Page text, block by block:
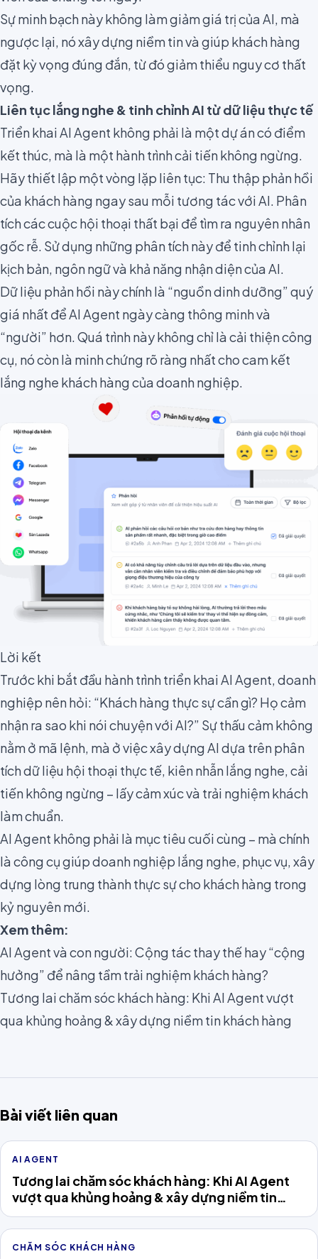
Sự minh bạch này không làm giảm giá trị của AI, mà
ngược lại, nó xây dựng niềm tin và giúp khách hàng
đặt kỳ vọng đúng đắn, từ đó giảm thiểu nguy cơ thất
vọng.
Liên tục lắng nghe & tinh chỉnh AI từ dữ liệu thực tế
Triển khai AI Agent không phải là một dự án có điểm
kết thúc, mà là một hành trình cải tiến không ngừng.
Hãy thiết lập một vòng lặp liên tục: Thu thập phản hồi
của khách hàng ngay sau mỗi tương tác với AI. Phân
tích các cuộc hội thoại thất bại để tìm ra nguyên nhân
gốc rễ. Sử dụng những phân tích này để tinh chỉnh lại
kịch bản, ngôn ngữ và khả năng nhận diện của AI.
Dữ liệu phản hồi này chính là “nguồn dinh dưỡng” quý
giá nhất để AI Agent ngày càng thông minh và
“người” hơn. Quá trình này không chỉ là cải thiện công
cụ, nó còn là minh chứng rõ ràng nhất cho cam kết
lắng nghe khách hàng của doanh nghiệp.
Lời kết
Trước khi bắt đầu hành trình triển khai AI Agent, doanh
nghiệp nên hỏi: “Khách hàng thực sự cần gì? Họ cảm
nhận ra sao khi nói chuyện với AI?” Sự thấu cảm không
nằm ở mã lệnh, mà ở việc xây dựng AI dựa trên phân
tích dữ liệu hội thoại thực tế, kiên nhẫn lắng nghe, cải
tiến không ngừng – lấy cảm xúc và trải nghiệm khách
làm chuẩn.
AI Agent không phải là mục tiêu cuối cùng – mà chính
là công cụ giúp doanh nghiệp lắng nghe, phục vụ, xây
dựng lòng trung thành thực sự cho khách hàng trong
kỷ nguyên mới.
Xem thêm:
AI Agent và con người: Cộng tác thay thế hay “cộng
hưởng” để nâng tầm trải nghiệm khách hàng?
Tương lai chăm sóc khách hàng: Khi AI Agent vượt
qua khủng hoảng & xây dựng niềm tin khách hàng
Bài viết liên quan
AI AGENT
Tương lai chăm sóc khách hàng: Khi AI Agent
vượt qua khủng hoảng & xây dựng niềm tin
khách hàng
CHĂM SÓC KHÁCH HÀNG